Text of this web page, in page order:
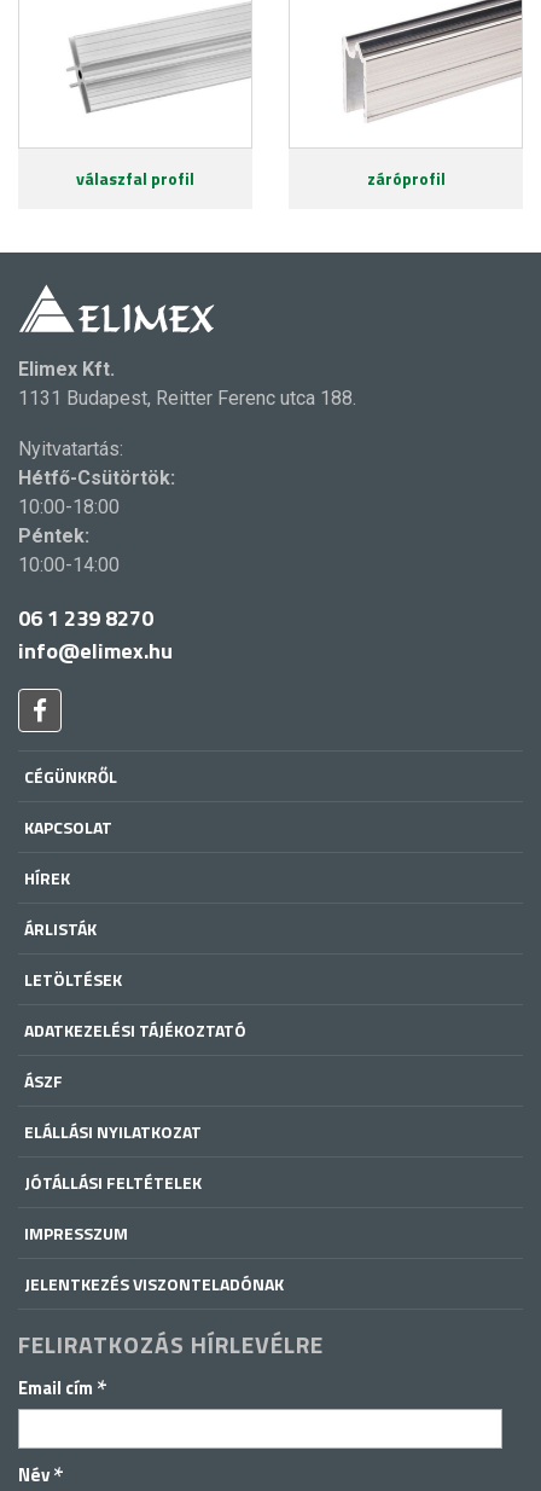
válaszfal profil záróprofil
Elimex Kft.
1131 Budapest, Reitter Ferenc utca 188.
Nyitvatartás:
Hétfő-Csütörtök:
10:00-18:00
Péntek:
10:00-14:00
06 1 239 8270
info@elimex.hu
CÉGÜNKRŐL
KAPCSOLAT
HÍREK
ÁRLISTÁK
LETÖLTÉSEK
ADATKEZELÉSI TÁJÉKOZTATÓ
ÁSZF
ELÁLLÁSI NYILATKOZAT
JÓTÁLLÁSI FELTÉTELEK
IMPRESSZUM
JELENTKEZÉS VISZONTELADÓNAK
FELIRATKOZÁS HÍRLEVÉLRE
Email cím *
Név*